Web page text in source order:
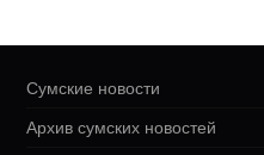
Сумские новости
Архив сумских новостей